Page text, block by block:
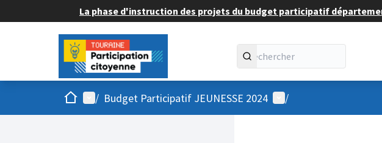
La phase d'instruction des projets du budget participatif
AccueilMenu principal
/ Budget Participatif JEUNESSE 2024 Menu utilisateur
/